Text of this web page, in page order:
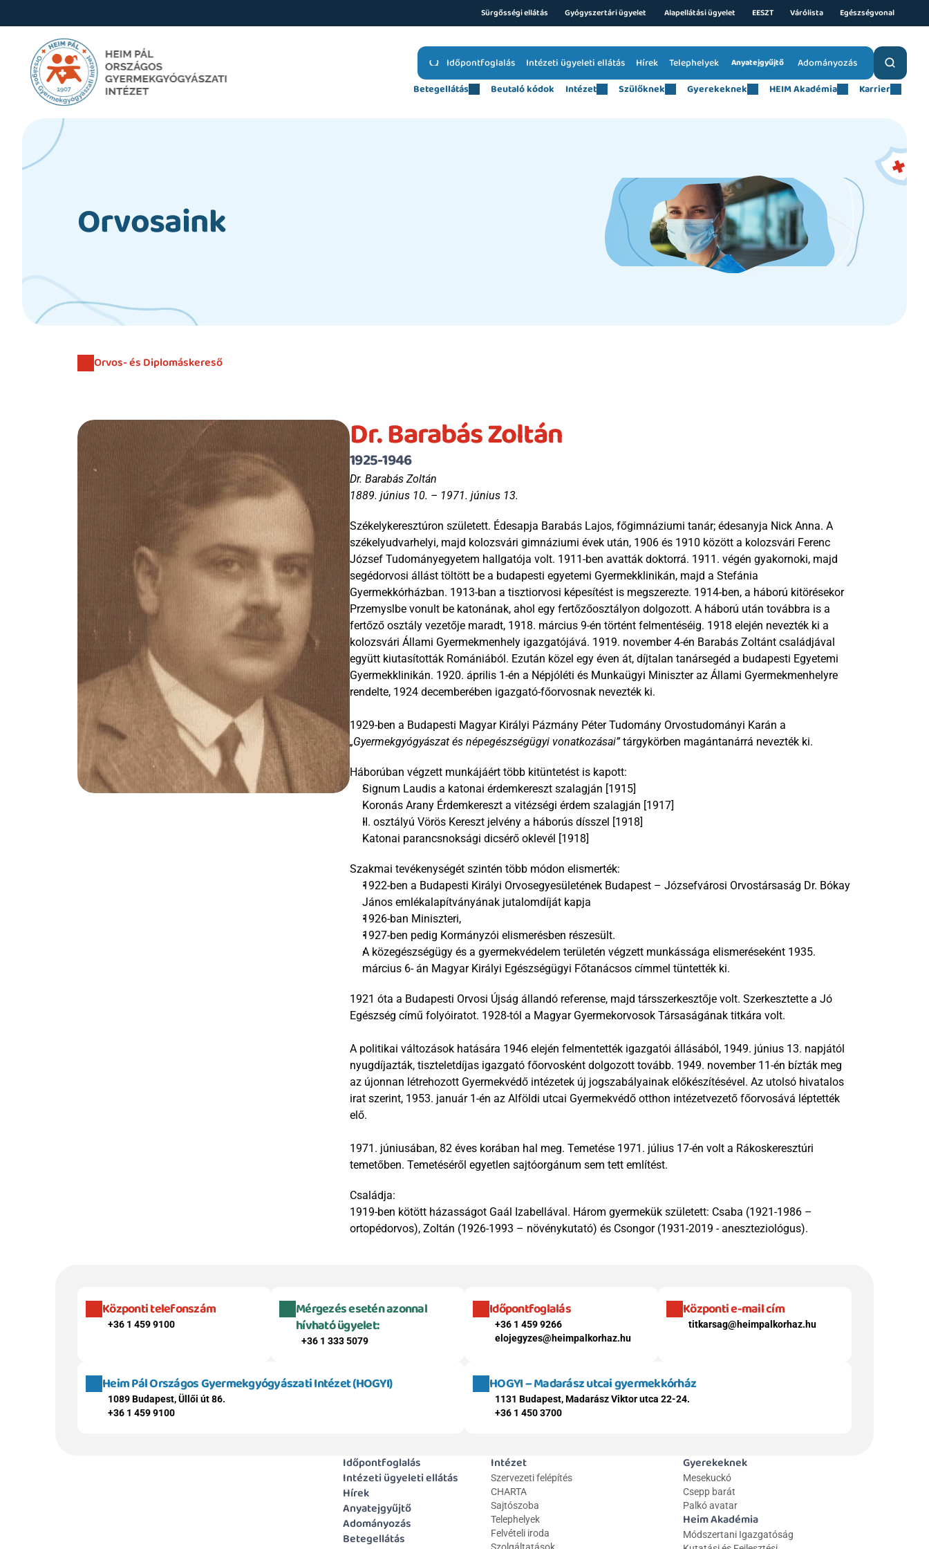
Sürgősségi ellátás Gyógyszertári ügyelet Alapellátási ügyelet EESZT Várólista Egészségvonal
Időpontfoglalás Intézeti ügyeleti ellátás Telephelyek Anyatejgyűjtő Adományozás
Hírek
Betegellátás
Beutaló kódok Intézet Szülőknek Gyerekeknek HEIM Akadémia Karrier
Orvosaink
Orvos- és Diplomáskereső
Dr. Barabás Zoltán
1925-1946
Dr. Barabás Zoltán
1889. június 10. – 1971. június 13.
Székelykeresztúron született. Édesapja Barabás Lajos, főgimnáziumi tanár; édesanyja Nick Anna. A
székelyudvarhelyi, majd kolozsvári gimnáziumi évek után, 1906 és 1910 között a kolozsvári Ferenc
József Tudományegyetem hallgatója volt. 1911-ben avatták doktorrá. 1911. végén gyakornoki, majd
segédorvosi állást töltött be a budapesti egyetemi Gyermekklinikán, majd a Stefánia
Gyermekkórházban. 1913-ban a tisztiorvosi képesítést is megszerezte. 1914-ben, a háború kitörésekor
Przemyslbe vonult be katonának, ahol egy fertőzőosztályon dolgozott. A háború után továbbra is a
fertőző osztály vezetője maradt, 1918. március 9-én történt felmentéséig. 1918 elején nevezték ki a
kolozsvári Állami Gyermekmenhely igazgatójává. 1919. november 4-én Barabás Zoltánt családjával
együtt kiutasították Romániából. Ezután közel egy éven át, díjtalan tanársegéd a budapesti Egyetemi
Gyermekklinikán. 1920. április 1-én a Népjóléti és Munkaügyi Miniszter az Állami Gyermekmenhelyre
rendelte, 1924 decemberében igazgató-főorvosnak nevezték ki.
„Gyermekgyógyászat és népegészségügyi vonatkozásai” tárgykörben magántanárrá nevezték ki.
Háborúban végzett munkájáért több kitüntetést is kapott:
Signum Laudis a katonai érdemkereszt szalagján [1915]
Koronás Arany Érdemkereszt a vitézségi érdem szalagján [1917]
II. osztályú Vörös Kereszt jelvény a háborús dísszel [1918]
Katonai parancsnoksági dicsérő oklevél [1918]
Szakmai tevékenységét szintén több módon elismerték:
1922-ben a Budapesti Királyi Orvosegyesületének Budapest – Józsefvárosi Orvostársaság Dr. Bókay
János emlékalapítványának jutalomdíját kapja
1926-ban Miniszteri,
1927-ben pedig Kormányzói elismerésben részesült.
A közegészségügy és a gyermekvédelem területén végzett munkássága elismeréseként 1935.
március 6- án Magyar Királyi Egészségügyi Főtanácsos címmel tüntették ki.
1921 óta a Budapesti Orvosi Újság állandó referense, majd társszerkesztője volt. Szerkesztette a Jó
Egészség című folyóiratot. 1928-tól a Magyar Gyermekorvosok Társaságának titkára volt.
A politikai változások hatására 1946 elején felmentették igazgatói állásából, 1949. június 13. napjától
nyugdíjazták, tiszteletdíjas igazgató főorvosként dolgozott tovább. 1949. november 11-én bízták meg
az újonnan létrehozott Gyermekvédő intézetek új jogszabályainak előkészítésével. Az utolsó hivatalos
irat szerint, 1953. január 1-én az Alföldi utcai Gyermekvédő otthon intézetvezető főorvosává léptették
elő.
1971. júniusában, 82 éves korában hal meg. Temetése 1971. július 17-én volt a Rákoskeresztúri
temetőben. Temetéséről egyetlen sajtóorgánum sem tett említést.
Családja:
1919-ben kötött házasságot Gaál Izabellával. Három gyermekük született: Csaba (1921-1986 –
ortopédorvos), Zoltán (1926-1993 – növénykutató) és Csongor (1931-2019 - aneszteziológus).
Központi telefonszám
+36 1 459 9100
Mérgezés esetén azonnal
hívható ügyelet:
+36 1 333 5079
Időpontfoglalás
+36 1 459 9266
elojegyzes@heimpalkorhaz.hu
Központi e-mail cím
titkarsag@heimpalkorhaz.hu
Heim Pál Országos Gyermekgyógyászati Intézet (HOGYI)
1089 Budapest, Üllői út 86.
+36 1 459 9100
HOGYI – Madarász utcai gyermekkórház
1131 Budapest, Madarász Viktor utca 22-24.
+36 1 450 3700
Időpontfoglalás
Intézeti ügyeleti ellátás
Hírek
Anyatejgyűjtő
Adományozás
Betegellátás
Intézet
Szervezeti felépítés
CHARTA
Sajtószoba
Telephelyek
Felvételi iroda
Gyerekeknek
Mesekuckó
Csepp barát
Palkó avatar
Heim Akadémia
Módszertani Igazgatóság